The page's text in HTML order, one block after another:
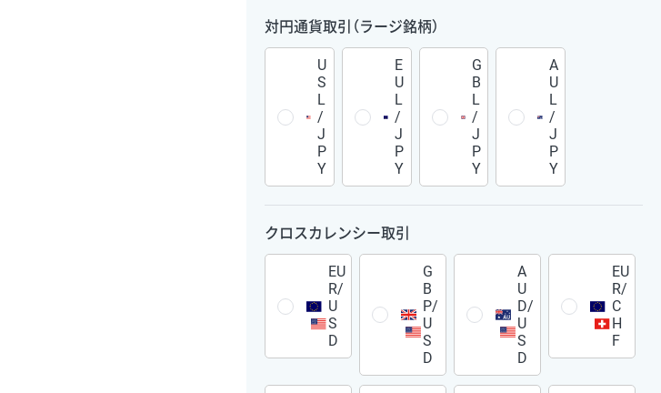
対円通貨取引（ラージ銘柄）
U
S
L
/
J
P
Y
E
U
L
/
J
P
Y
G
B
L
/
J
P
Y
A
U
L
/
J
P
Y
クロスカレンシー取引
EU
R/
U
S
D
G
B
P/
U
S
D
A
U
D/
U
S
D
EU
R/
C
H
F